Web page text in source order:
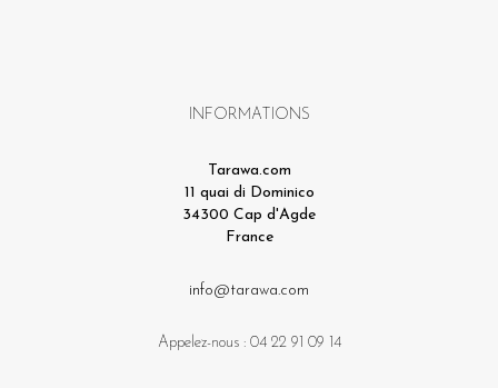
INFORMATIONS
Tarawa.com
11 quai di Dominico
34300 Cap d'Agde
France
info@tarawa.com
Appelez-nous : 04 22 91 09 14